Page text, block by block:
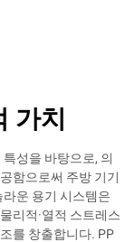
가치
성을 바탕으로, 의
함으로써 주방 기기
운 용기 시스템은
리적·열적 스트레스
를 창출합니다. PP